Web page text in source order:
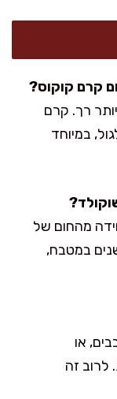
רך. קרם
במיוחד
מהחום של
במטבח,
או
זה